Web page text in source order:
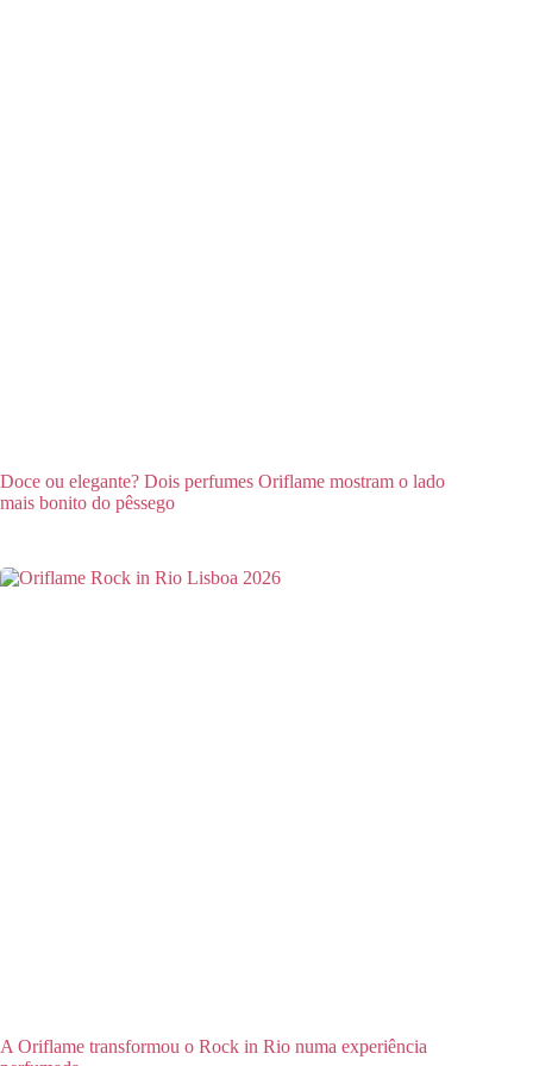
Doce ou elegante? Dois perfumes Oriflame mostram o lado
mais bonito do pêssego
A Oriflame transformou o Rock in Rio numa experiência